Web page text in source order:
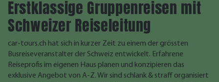
Erstklassige Gruppenreisen mit
Schweizer Reiseleitung
car-tours.ch hat sich in kurzer Zeit zu einem der grössten
Busreiseveranstalter der Schweiz entwickelt. Erfahrene
Reiseprofis im eigenen Haus planen und konzipieren das
exklusive Angebot von A-Z. Wir sind schlank & straff organisiert